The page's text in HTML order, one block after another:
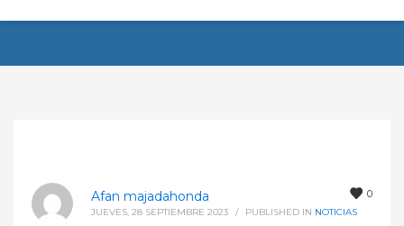
0
Afan majadahonda
JUEVES, 28 SEPTIEMBRE 2023 / PUBLISHED IN NOTICIAS